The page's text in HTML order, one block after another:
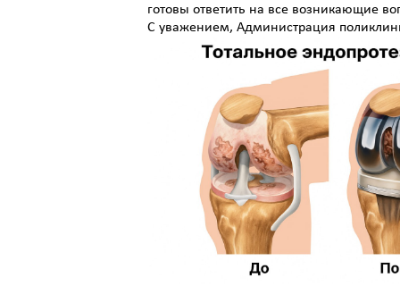
готовы ответить на все возникающие
С уважением, Администрация